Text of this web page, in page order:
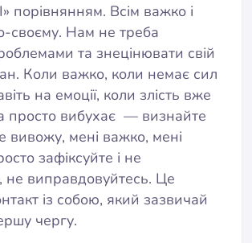
порівнянням. Всім важко і
своєму. Нам не треба
та знецінювати свій
Коли важко, коли немає сил
на емоції, коли злість вже
просто вибухає — визнайте
вивожу, мені важко, мені
зафіксуйте і не
не виправдовуйтесь. Це
із собою, який зазвичай
чергу.